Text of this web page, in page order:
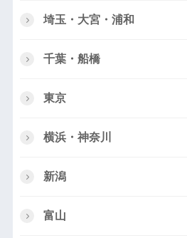
埼玉・大宮・浦和
千葉・船橋
東京
横浜・神奈川
新潟
富山